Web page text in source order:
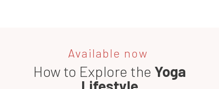
Available now
How to Explore the Yoga